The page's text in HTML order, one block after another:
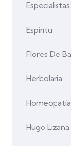
Espíritu
Flores De
Herbolaria
Homeopatía
Hugo Lizana